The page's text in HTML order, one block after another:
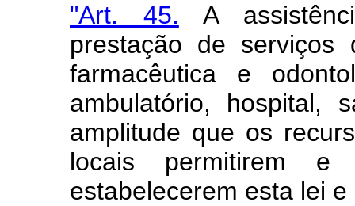
"Art. 45. A
prestação de serviços
farmacêutica e
ambulatório, hospital,
amplitude que os
locais permitirem
estabelecerem esta lei